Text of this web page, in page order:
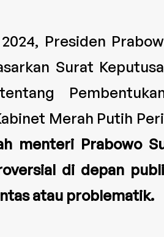
Presiden
Surat
Merah Putih
menteri Prabowo
di depan
atau problematik.